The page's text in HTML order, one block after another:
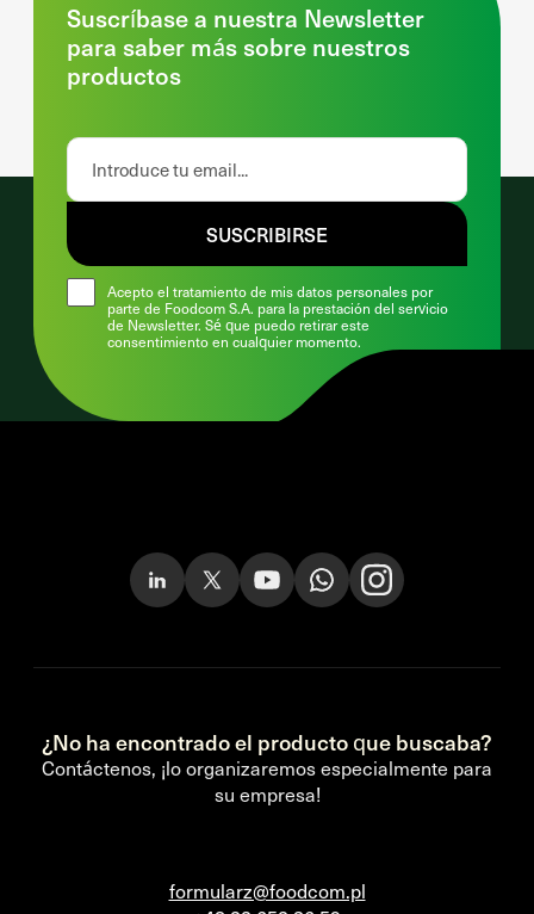
Suscríbase a nuestra Newsletter
para saber más sobre nuestros
productos
Acepto el tratamiento de mis datos personales por
parte de Foodcom S.A. para la prestación del servicio
de Newsletter. Sé que puedo retirar este
consentimiento en cualquier momento.
SUSCRIBIRSE
¿No ha encontrado el producto que buscaba?
Contáctenos, ¡lo organizaremos especialmente para
su empresa!
formularz@foodcom.pl